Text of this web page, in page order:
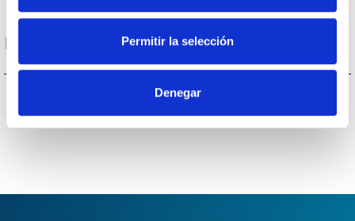
Permitir la selección
Denegar
Protections